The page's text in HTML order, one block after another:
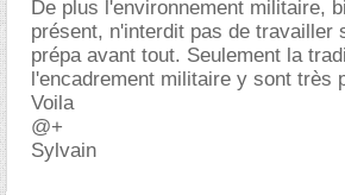
De plus l'environnement militaire,
présent, n'interdit pas de travailler
prépa avant tout. Seulement la
l'encadrement militaire y sont très
Voila
@+
Sylvain